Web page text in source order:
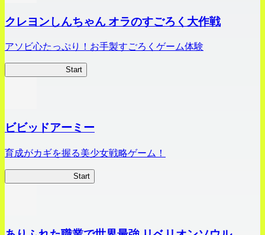
クレヨンしんちゃん オラのすごろく大作戦
アソビ心たっぷり！お手製すごろくゲーム体験
Start
ビビッドアーミー
育成がカギを握る美少女戦略ゲーム！
Start